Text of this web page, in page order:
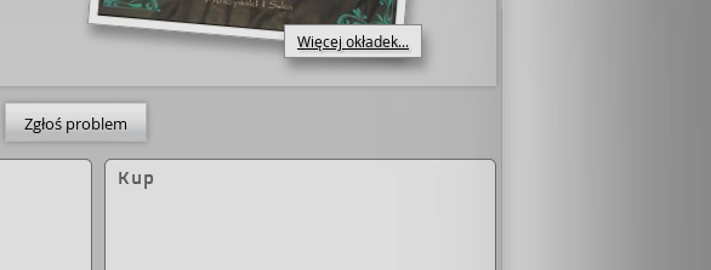
Więcej okładek...
Zgłoś problem
Kup